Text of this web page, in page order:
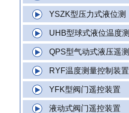
YSZK型压力式液位测
UHB型球式液位温度测
QPS型气动式液压遥测
RYF温度测量控制装置
YFK型阀门遥控装置
液动式阀门遥控装置